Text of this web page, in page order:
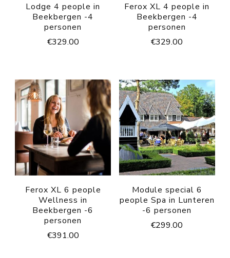
Lodge 4 people in
Beekbergen -4
personen
€329.00
Ferox XL 4 people in
Beekbergen -4
personen
€329.00
Ferox XL 6 people
Wellness in
Beekbergen -6
personen
€391.00
Module special 6
people Spa in Lunteren
-6 personen
€299.00